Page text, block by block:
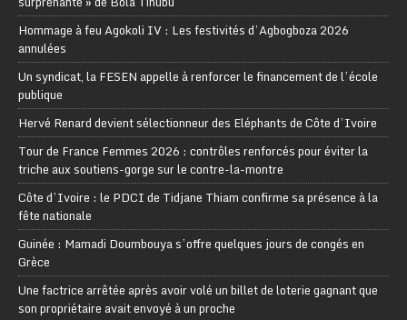
Hommage à feu Agokoli IV : Les festivités d’Agbogboza 2026
annulées
Un syndicat, la FESEN appelle à renforcer le financement de l’école
publique
Hervé Renard devient sélectionneur des Eléphants de Côte d’Ivoire
Tour de France Femmes 2026 : contrôles renforcés pour éviter la
triche aux soutiens-gorge sur le contre-la-montre
Côte d’Ivoire : le PDCI de Tidjane Thiam confirme sa présence à la
fête nationale
Guinée : Mamadi Doumbouya s’offre quelques jours de congés en
Grèce
Une factrice arrêtée après avoir volé un billet de loterie gagnant que
son propriétaire avait envoyé à un proche